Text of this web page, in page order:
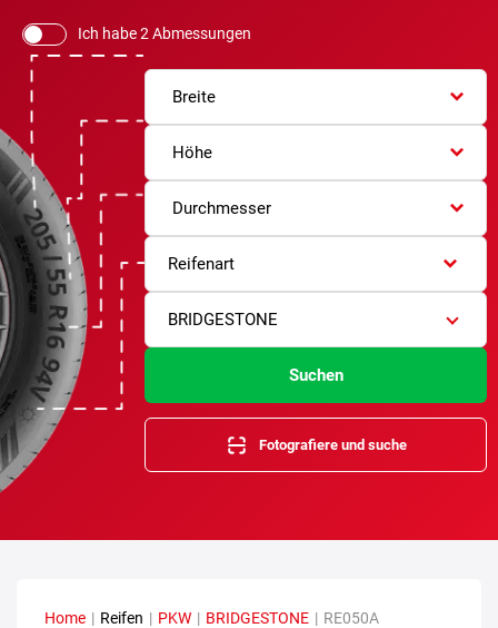
Ich habe 2 Abmessungen
Breite
Höhe
Durchmesser
Reifenart
BRIDGESTONE
Suchen
Fotografiere und suche
Home | Reifen | PKW | BRIDGESTONE | RE050A